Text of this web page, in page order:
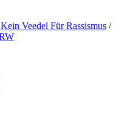
Kein Veedel Für Rassismus /